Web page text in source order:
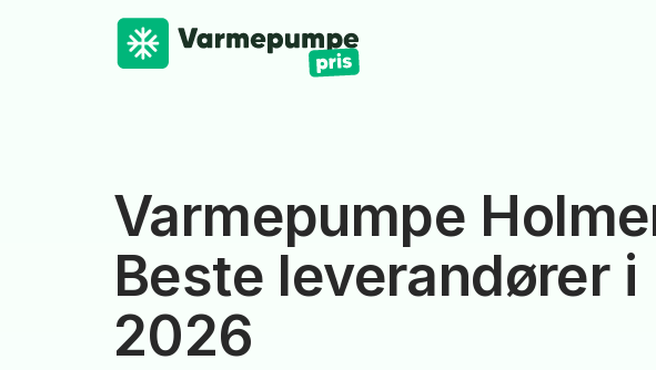
Varmepumpe
Beste leverandører i
2026